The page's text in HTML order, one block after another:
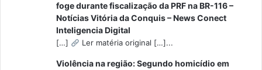
foge durante fiscalização da PRF na BR-116 –
Notícias Vitória da Conquis – News Conect
Inteligencia Digital
[…] Ler matéria original […]...
Violência na região: Segundo homicídio em